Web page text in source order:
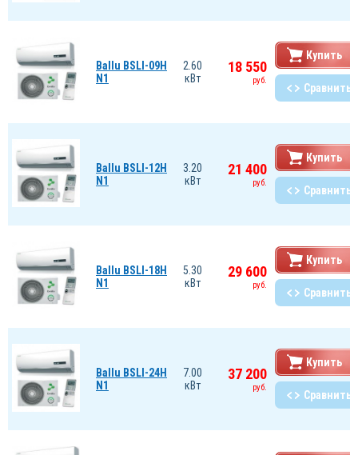
Ballu BSLI-09H
N1
2.60
кВт
18 550
руб.
Купить
Сравнить
Ballu BSLI-12H
N1
3.20
кВт
21 400
руб.
Купить
Сравнить
Ballu BSLI-18H
N1
5.30
кВт
29 600
руб.
Купить
Сравнить
Ballu BSLI-24H
N1
7.00
кВт
37 200
руб.
Купить
Сравнить